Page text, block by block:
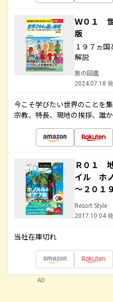
Ｗ０１
版
１９７ヵ
解説
旅の図鑑
2024.07.18
今こそ学びたい世界のことを
宗教、特長、現地の挨拶、誰
Ｒ０１
イル ホ
～２０１９
Resort Style
2017.10.04
当社在庫切れ
AD